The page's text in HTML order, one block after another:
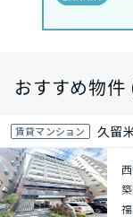
おすすめ物件
賃貸マンション 久留